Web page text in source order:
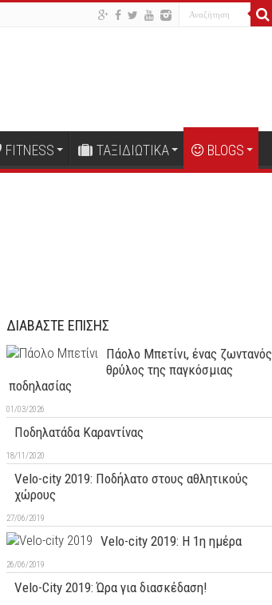
FITNESS ΤΑΞΙΔΙΩΤΙΚΑ BLOGS
ΔΙΑΒΑΣΤΕ ΕΠΙΣΗΣ
Πάολο Μπετίνι, ένας ζωντανός
θρύλος της παγκόσμιας
ποδηλασίας
01/03/2026
Ποδηλατάδα Καραντίνας
18/11/2020
Velo-city 2019: Ποδήλατο στους αθλητικούς
χώρους
27/06/2019
Velo-city 2019: H 1η ημέρα
26/06/2019
Velo-City 2019: Ώρα για διασκέδαση!